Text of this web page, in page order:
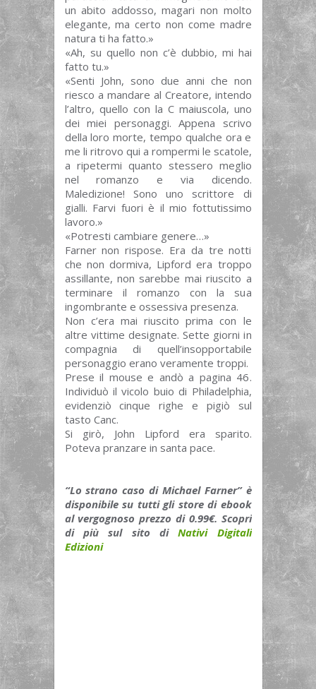
un abito addosso, magari non molto
elegante, ma certo non come madre
natura ti ha fatto.»
«Ah, su quello non c’è dubbio, mi hai
fatto tu.»
«Senti John, sono due anni che non
riesco a mandare al Creatore, intendo
l’altro, quello con la C maiuscola, uno
dei miei personaggi. Appena scrivo
della loro morte, tempo qualche ora e
me li ritrovo qui a rompermi le scatole,
a ripetermi quanto stessero meglio
nel romanzo e via dicendo.
Maledizione! Sono uno scrittore di
gialli. Farvi fuori è il mio fottutissimo
lavoro.»
«Potresti cambiare genere…»
Farner non rispose. Era da tre notti
che non dormiva, Lipford era troppo
assillante, non sarebbe mai riuscito a
terminare il romanzo con la sua
ingombrante e ossessiva presenza.
Non c’era mai riuscito prima con le
altre vittime designate. Sette giorni in
compagnia di quell’insopportabile
personaggio erano veramente troppi.
Prese il mouse e andò a pagina 46.
Individuò il vicolo buio di Philadelphia,
evidenziò cinque righe e pigiò sul
tasto Canc.
Si girò, John Lipford era sparito.
Poteva pranzare in santa pace.
“Lo strano caso di Michael Farner” è
disponibile su tutti gli store di ebook
al vergognoso prezzo di 0.99€. Scopri
di più sul sito diNativi Digitali
Edizioni